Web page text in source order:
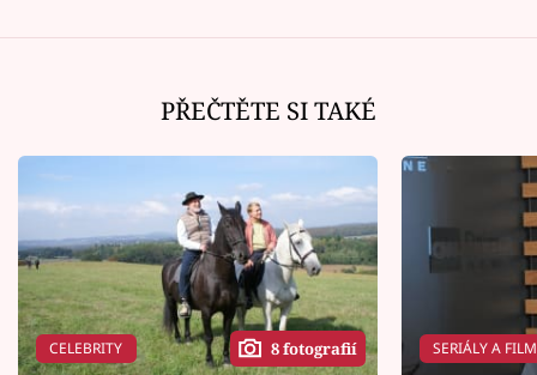
PŘEČTĚTE SI TAKÉ
CELEBRITY 8 fotografií SERIÁLY A